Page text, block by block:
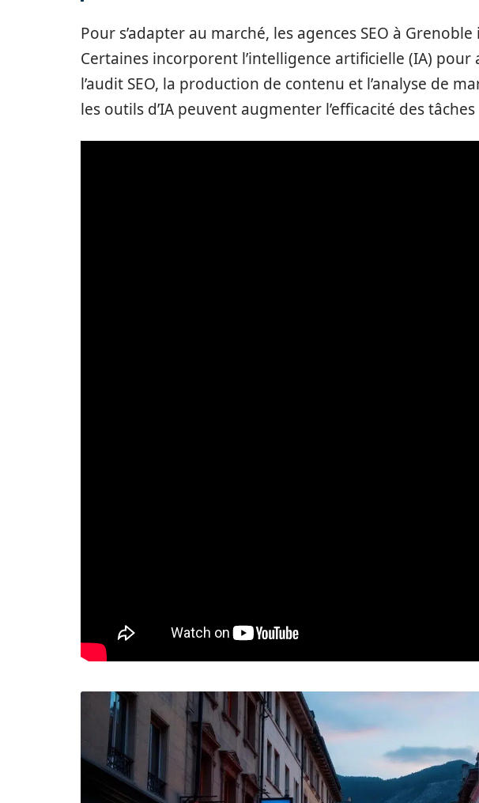
Pour s’adapter au marché, les agences SEO à
Certaines incorporent l’intelligence artificielle (IA)
l’audit SEO, la production de contenu et l’analyse de
les outils d’IA peuvent augmenter l’efficacité des tâches